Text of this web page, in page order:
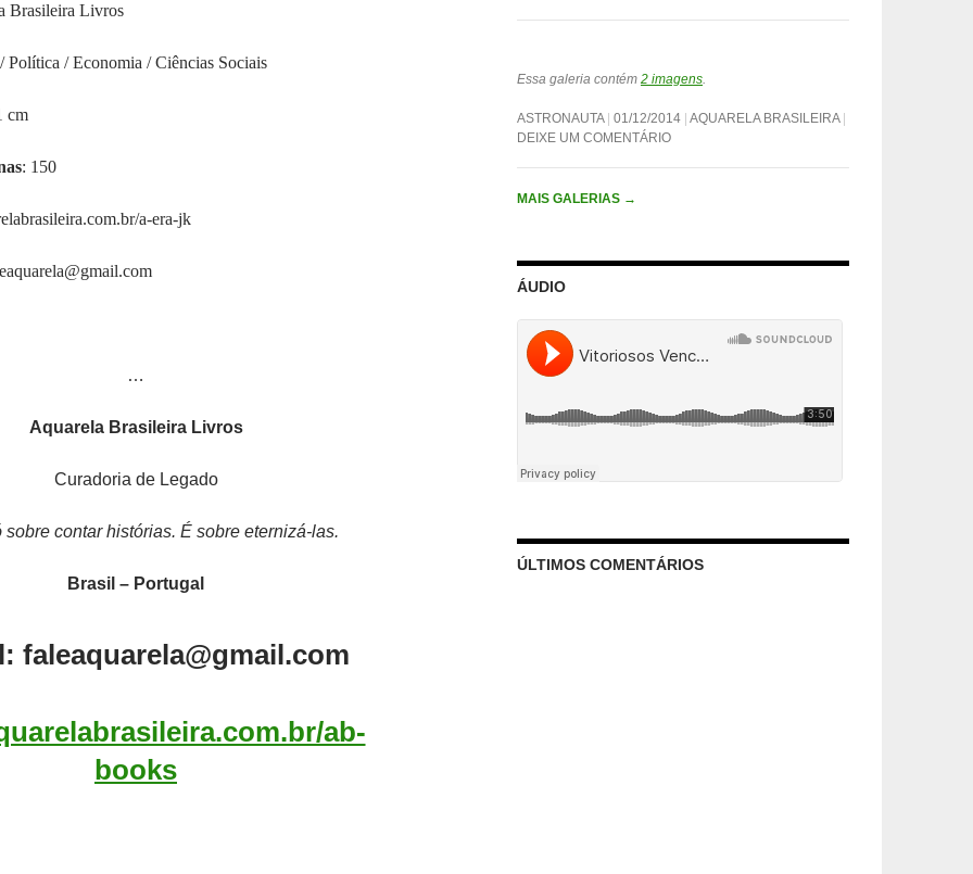
Brasileira Livros
Política / Economia / Ciências Sociais
cm
: 150
a-era-jk
…
Aquarela Brasileira Livros
Curadoria de Legado
sobre contar histórias. É sobre eternizá-las.
Brasil – Portugal
faleaquarela@gmail.com
ab-
books
Essa galeria contém 2 imagens
ASTRONAUTA 01/12/2014 AQUARELA BRASILEIRA
DEIXE UM COMENTÁRIO
MAIS GALERIAS →
ÁUDIO
ÚLTIMOS COMENTÁRIOS